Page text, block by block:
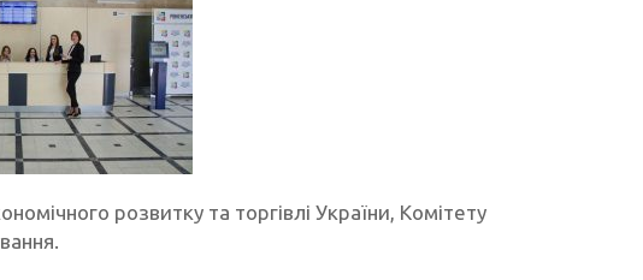
розвитку та торгівлі України, Комітету